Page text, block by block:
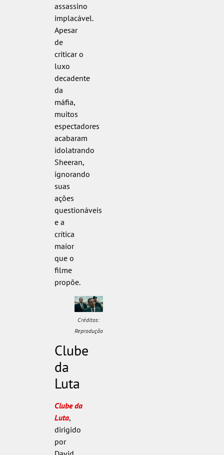
assassino
implacável.
Apesar
de
criticar o
luxo
decadente
da
máfia,
muitos
espectadores
acabaram
idolatrando
Sheeran,
ignorando
suas
ações
questionáveis
e a
crítica
maior
que o
filme
propõe.
Créditos:
Reprodução
Clube
da
Luta
Clube da
Luta,
dirigido
por